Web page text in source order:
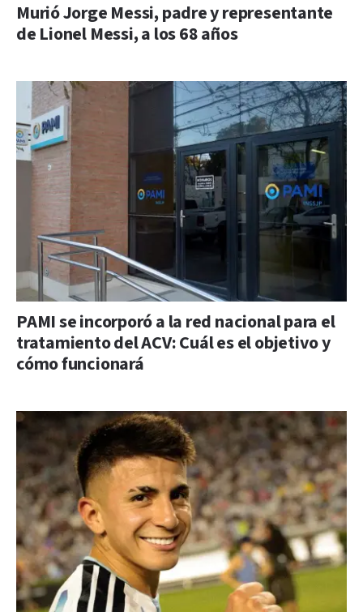
Murió Jorge Messi, padre y representante
de Lionel Messi, a los 68 años
PAMI se incorporó a la red nacional para el
tratamiento del ACV: Cuál es el objetivo y
cómo funcionará